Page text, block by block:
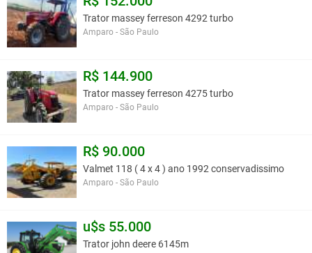
Trator massey ferreson 4292 turbo
Amparo - São Paulo
R$ 144.900
Trator massey ferreson 4275 turbo
Amparo - São Paulo
R$ 90.000
Valmet 118 ( 4 x 4 ) ano 1992 conservadissimo
Amparo - São Paulo
u$s 55.000
Trator john deere 6145m